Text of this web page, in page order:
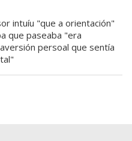
intuíu "que a orientación"
que paseaba "era
persoal que sentía